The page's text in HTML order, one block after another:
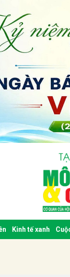
Kinh tế xanh
luận